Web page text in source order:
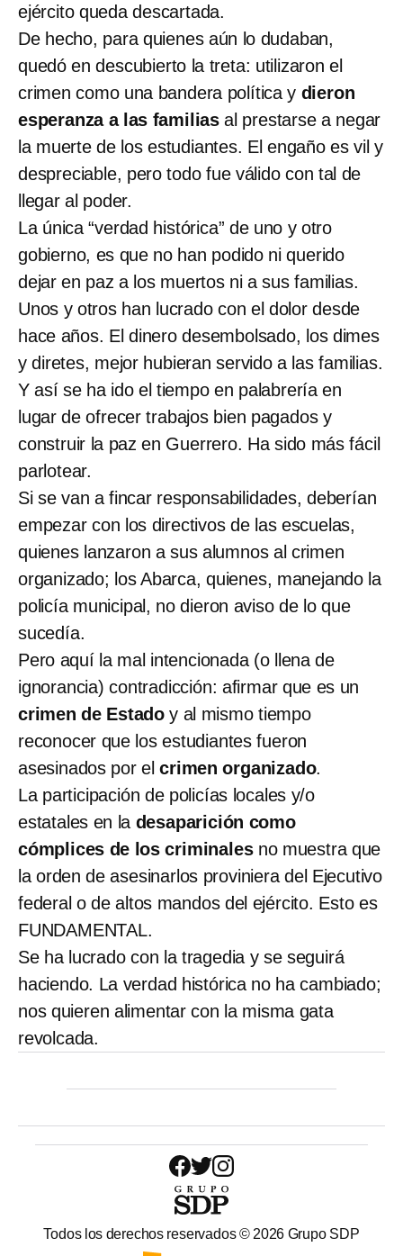
ejército queda descartada.
De hecho, para quienes aún lo dudaban,
quedó en descubierto la treta: utilizaron el
crimen como una bandera política y dieron
esperanza a las familias al prestarse a negar
la muerte de los estudiantes. El engaño es vil y
despreciable, pero todo fue válido con tal de
llegar al poder.
La única “verdad histórica” de uno y otro
gobierno, es que no han podido ni querido
dejar en paz a los muertos ni a sus familias.
Unos y otros han lucrado con el dolor desde
hace años. El dinero desembolsado, los dimes
y diretes, mejor hubieran servido a las familias.
Y así se ha ido el tiempo en palabrería en
lugar de ofrecer trabajos bien pagados y
construir la paz en Guerrero. Ha sido más fácil
parlotear.
Si se van a fincar responsabilidades, deberían
empezar con los directivos de las escuelas,
quienes lanzaron a sus alumnos al crimen
organizado; los Abarca, quienes, manejando la
policía municipal, no dieron aviso de lo que
sucedía.
Pero aquí la mal intencionada (o llena de
ignorancia) contradicción: afirmar que es un
crimen de Estado y al mismo tiempo
reconocer que los estudiantes fueron
asesinados por elcrimen organizado.
La participación de policías locales y/o
estatales en la desaparición como
cómplices de los criminalesno muestra que
la orden de asesinarlos proviniera del Ejecutivo
federal o de altos mandos del ejército. Esto es
FUNDAMENTAL.
Se ha lucrado con la tragedia y se seguirá
haciendo. La verdad histórica no ha cambiado;
nos quieren alimentar con la misma gata
revolcada.
Todos los derechos reservados © 2026 Grupo SDP